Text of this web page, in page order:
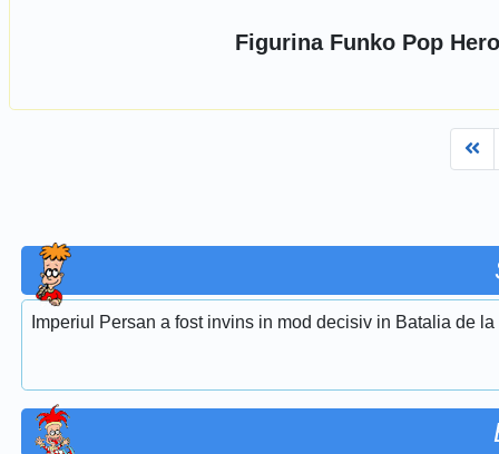
Figurina Funko Pop
Imperiul Persan a fost invins in mod decisiv in Batalia de